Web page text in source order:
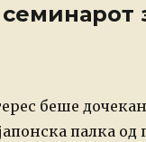
беше
палка од